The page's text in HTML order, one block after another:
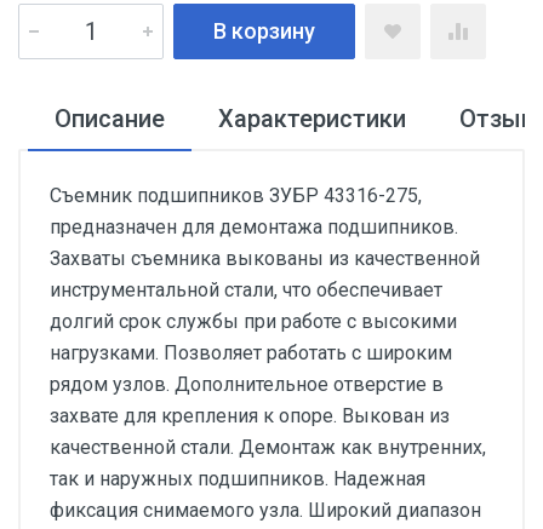
В корзину
Описание Характеристики
Съемник подшипников ЗУБР 43316-275,
предназначен для демонтажа подшипников.
Захваты съемника выкованы из качественной
инструментальной стали, что обеспечивает
долгий срок службы при работе с высокими
нагрузками. Позволяет работать с широким
рядом узлов. Дополнительное отверстие в
захвате для крепления к опоре. Выкован из
качественной стали. Демонтаж как внутренних,
так и наружных подшипников. Надежная
фиксация снимаемого узла. Широкий диапазон